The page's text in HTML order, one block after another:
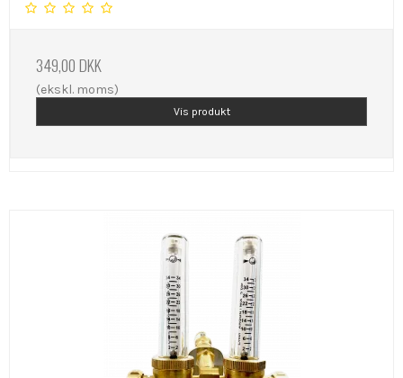
349,00 DKK
(ekskl. moms)
Vis produkt